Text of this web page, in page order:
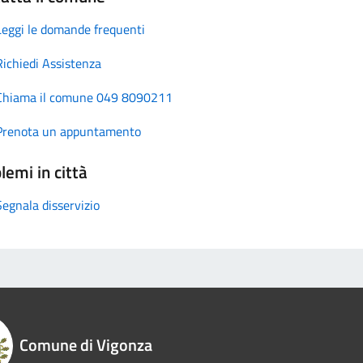
le domande frequenti
Assistenza
il comune 049 8090211
un appuntamento
in città
disservizio
Comune di Vigonza